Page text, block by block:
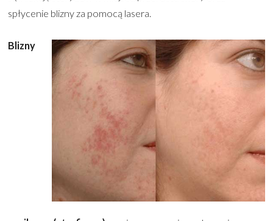
spłycenie blizny za pomocą lasera.
Blizny